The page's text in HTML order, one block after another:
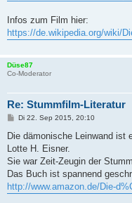
Infos zum Film hier:
https://de.wikipedia.org/wiki/
Düse87
Co-Moderator
Re: Stummfilm-Literatur
B
i
r
a
Di 22. Sep 2015, 20:10
Die dämonische Leinwand ist
Lotte H. Eisner.
Sie war Zeit-Zeugin der
Das Buch ist spannend
http://www.amazon.de/Die-